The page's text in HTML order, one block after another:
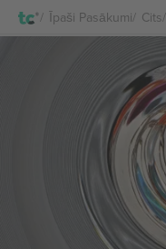
Īpaši Pasākumi Cits